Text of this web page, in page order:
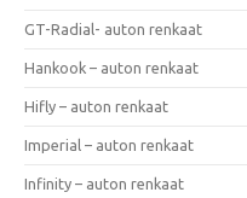
GT-Radial- auton renkaat
Hankook – auton renkaat
Hifly – auton renkaat
Imperial – auton renkaat
Infinity – auton renkaat